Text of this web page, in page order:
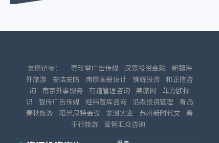
友情链接： 壹珍堂广告传媒 汉嘉投资金融
新疆海
外旅游
安洁安防 南康画册设计 镁辉投资 和正信咨
询
南京外事服务 有道管理咨询 美旅网
菲力欧标
识
智传广告传媒 经纬智库咨询 沿森投资管理
青岛
春秋旅游
阳光思特会议 龙澍实业 苏州新时代文 善
于行旅游
爱智汇众咨询